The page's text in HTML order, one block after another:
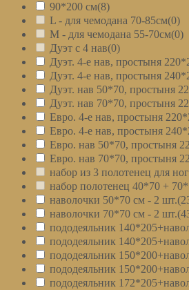
90*200 см(8)
L - для чемодана 70-85см(0)
M - для чемодана 55-70см(0)
Дуэт с 4 нав(0)
Дуэт. 4-е нав, простыня
Дуэт. 4-е нав, простыня
Дуэт. нав 50*70, простыня
Дуэт. нав 70*70, простыня
Евро. 4-е нав, простыня
Евро. 4-е нав, простыня
Евро. нав 50*70, простыня
Евро. нав 70*70, простыня
набор из 3 полотенец для
набор полотенец 40*70 +
наволочки 50*70 см - 2 шт.
наволочки 70*70 см - 2 шт.
пододеяльник
пододеяльник
пододеяльник
пододеяльник
пододеяльник